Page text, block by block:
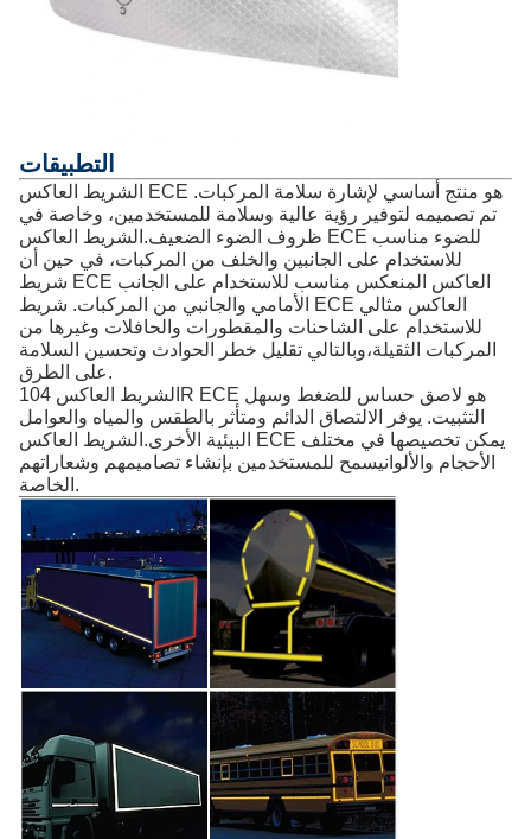
التطبيقات
الشريط العاكس ECE هو منتج أساسي لإشارة سلامة المركبات.
تم تصميمه لتوفير رؤية عالية وسلامة للمستخدمين، وخاصة في
ظروف الضوء الضعيف.الشريط العاكس ECE للضوء مناسب
للاستخدام على الجانبين والخلف من المركبات، في حين أن
شريط ECE العاكس المنعكس مناسب للاستخدام على الجانب
الأمامي والجانبي من المركبات. شريط ECE العاكس مثالي
للاستخدام على الشاحنات والمقطورات والحافلات وغيرها من
المركبات الثقيلة،وبالتالي تقليل خطر الحوادث وتحسين السلامة
على الطرق.
الشريط العاكس 104R ECE هو لاصق حساس للضغط وسهل
التثبيت. يوفر الالتصاق الدائم ومتأثر بالطقس والمياه والعوامل
البيئية الأخرى.الشريط العاكس ECE يمكن تخصيصها في مختلف
الأحجام والألوانيسمح للمستخدمين بإنشاء تصاميمهم وشعاراتهم
الخاصة.